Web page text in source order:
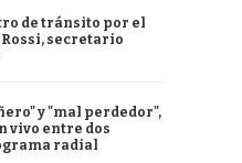
de tránsito por el
secretario
y "mal perdedor",
vivo entre dos
radial